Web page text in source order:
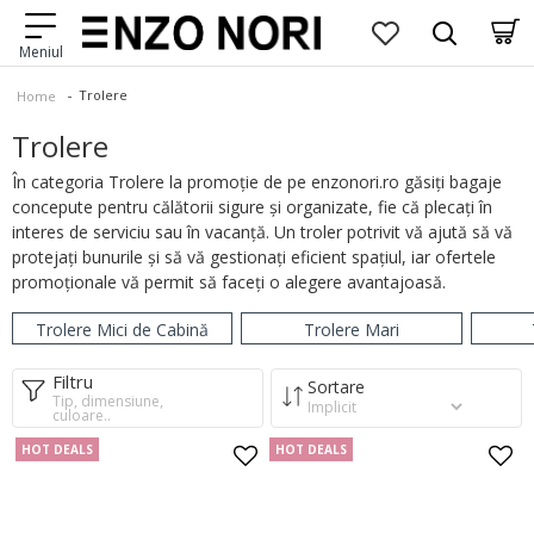
Home Trolere
Trolere
În categoria Trolere la promoție de pe enzonori.ro găsiți bagaje
concepute pentru călătorii sigure și organizate, fie că plecați în
interes de serviciu sau în vacanță. Un troler potrivit vă ajută să vă
protejați bunurile și să vă gestionați eficient spațiul, iar ofertele
promoționale vă permit să faceți o alegere avantajoasă.
Trolere Mici de Cabină Trolere Mari
Filtru
Tip, dimensiune,
culoare..
Sortare
HOT DEALS HOT DEALS